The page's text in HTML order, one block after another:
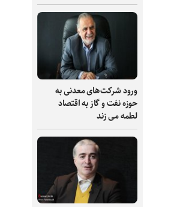
ورود شرکت‌های معدنی به
حوزه نفت و گاز به اقتصاد
لطمه می زند